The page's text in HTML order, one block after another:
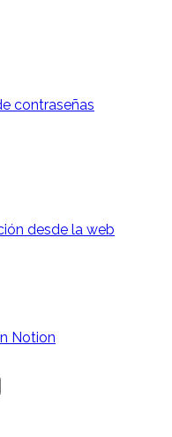
contraseñas
desde la web
Notion